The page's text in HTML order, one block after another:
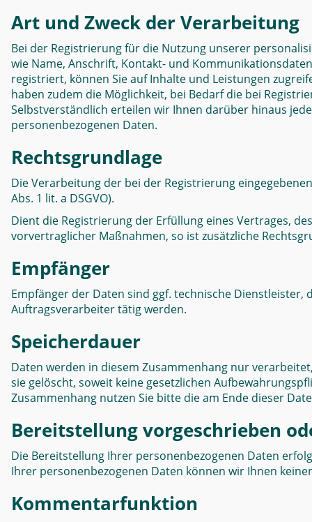
Art und Zweck der Verarbeitung
Bei der Registrierung für die Nutzung unserer
wie Name, Anschrift, Kontakt- und
registriert, können Sie auf Inhalte und Leistungen
haben zudem die Möglichkeit, bei Bedarf die bei
Selbstverständlich erteilen wir Ihnen darüber hinaus
personenbezogenen Daten.
Rechtsgrundlage
Die Verarbeitung der bei der Registrierung
Abs. 1 lit. a DSGVO).
Dient die Registrierung der Erfüllung eines Vertrages,
vorvertraglicher Maßnahmen, so ist zusätzliche
Empfänger
Empfänger der Daten sind ggf. technische
Auftragsverarbeiter tätig werden.
Speicherdauer
Daten werden in diesem Zusammenhang nur
sie gelöscht, soweit keine gesetzlichen
Zusammenhang nutzen Sie bitte die am Ende dieser
Bereitstellung vorgeschrieben
Die Bereitstellung Ihrer personenbezogenen Daten
Ihrer personenbezogenen Daten können wir Ihnen
Kommentarfunktion